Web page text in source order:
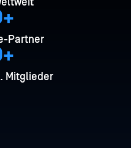
Partner
Mitglieder